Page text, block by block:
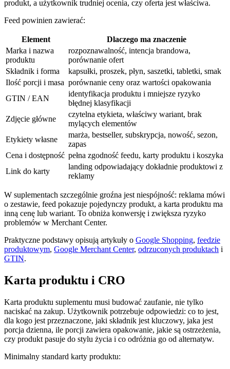
produkt, a użytkownik trudniej ocenia, czy oferta jest właściwa.
Feed powinien zawierać:
Element
Dlaczego ma znaczenie
Marka i nazwa
produktu
rozpoznawalność, intencja brandowa,
porównanie ofert
Składnik i forma
kapsułki, proszek, płyn, saszetki, tabletki, smak
Ilość porcji i masa porównanie ceny oraz wartości opakowania
GTIN / EAN
identyfikacja produktu i mniejsze ryzyko
błędnej klasyfikacji
Zdjęcie główne
czytelna etykieta, właściwy wariant, brak
mylących elementów
Etykiety własne
marża, bestseller, subskrypcja, nowość, sezon,
zapas
Cena i dostępność pełna zgodność feedu, karty produktu i koszyka
Link do karty
landing odpowiadający dokładnie produktowi z
reklamy
W suplementach szczególnie groźna jest niespójność: reklama mówi
o zestawie, feed pokazuje pojedynczy produkt, a karta produktu ma
inną cenę lub wariant. To obniża konwersję i zwiększa ryzyko
problemów w Merchant Center.
Praktyczne podstawy opisują artykuły o Google Shopping, feedzie
produktowym, Google Merchant Center, odrzuconych produktach i
GTIN.
Karta produktu i CRO
Karta produktu suplementu musi budować zaufanie, nie tylko
naciskać na zakup. Użytkownik potrzebuje odpowiedzi: co to jest,
dla kogo jest przeznaczone, jaki składnik jest kluczowy, jaka jest
porcja dzienna, ile porcji zawiera opakowanie, jakie są ostrzeżenia,
czy produkt pasuje do stylu życia i co odróżnia go od alternatyw.
Minimalny standard karty produktu: